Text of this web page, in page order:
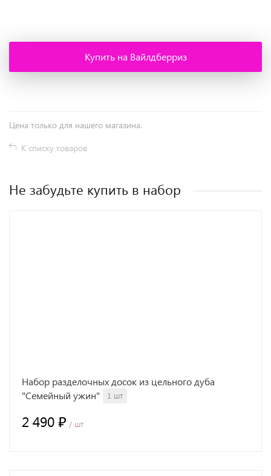
Купить на Вайлдберриз
Цена только для нашего магазина.
К списку товаров
Не забудьте купить в набор
Набор разделочных досок из цельного дуба
"Семейный ужин"
1 шт
2 490 ₽ / шт